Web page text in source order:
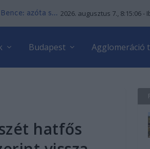
azóta s... 2026. augusztus 7., 8:15:07 -
Budapest Agglomeráció
hatfős